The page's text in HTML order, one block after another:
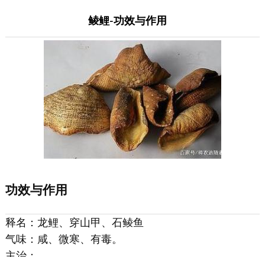
鲮鲤-功效与作用
功效与作用
释名：龙鲤、穿山甲、石鲮鱼
气味：咸、微寒、有毒。